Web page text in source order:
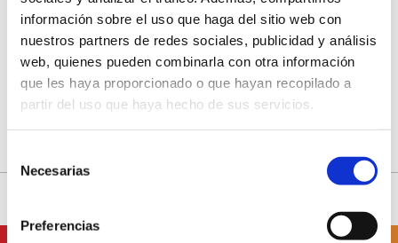
información sobre el uso que haga del sitio web con
nuestros partners de redes sociales, publicidad y análisis
web, quienes pueden combinarla con otra información
que les haya proporcionado o que hayan recopilado a
partir del uso que haya hecho de sus servicios.
de Necesarias
Preferencias
LES USERES
Turrones Agut de Benlloch - Castellón
Airport Store
BENLLOC